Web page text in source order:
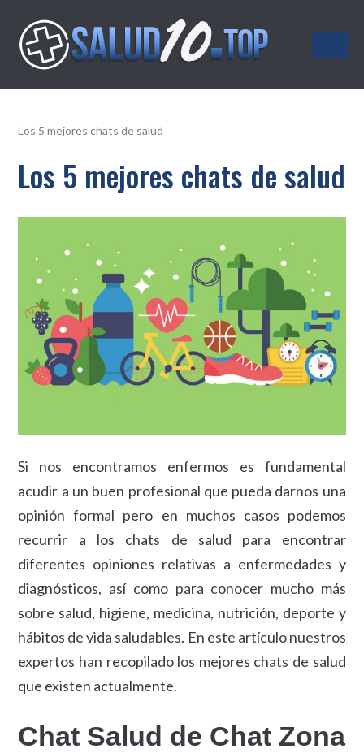
Salud10.top
Los 5 mejores chats de salud
Los 5 mejores chats de salud
Si nos encontramos enfermos es fundamental
acudir a un buen profesional que pueda darnos una
opinión formal pero en muchos casos podemos
recurrir a los chats de salud para encontrar
diferentes opiniones relativas a enfermedades y
diagnósticos, así como para conocer mucho más
sobre salud, higiene, medicina, nutrición, deporte y
hábitos de vida saludables. En este artículo nuestros
expertos han recopilado los mejores chats de salud
que existen actualmente.
Chat Salud de Chat Zona